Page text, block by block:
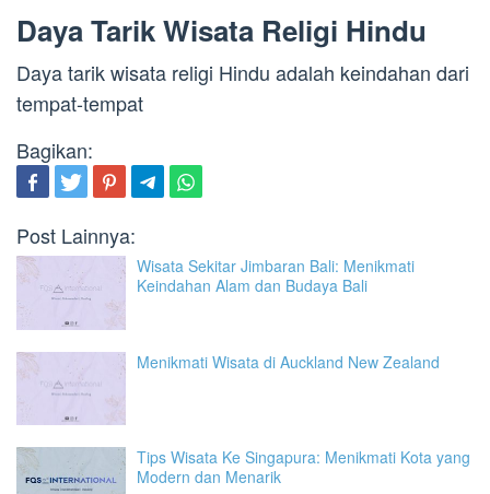
Daya Tarik Wisata Religi Hindu
Daya tarik wisata religi Hindu adalah keindahan dari
tempat-tempat
Bagikan:
Post Lainnya:
Wisata Sekitar Jimbaran Bali: Menikmati
Keindahan Alam dan Budaya Bali
Menikmati Wisata di Auckland New Zealand
Tips Wisata Ke Singapura: Menikmati Kota yang
Modern dan Menarik